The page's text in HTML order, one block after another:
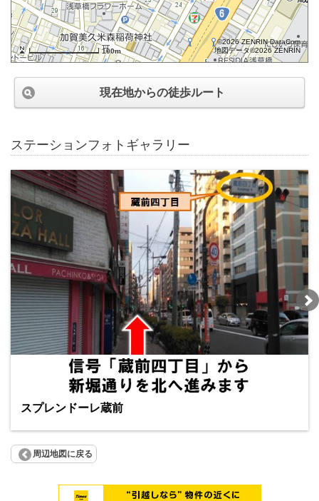
100m
©2026 ZENRIN DataCom
地図データ©2026 ZENRIN
現在地からの徒歩ルート
ステーションフォトギャラリー
スプレンドーレ蔵前
周辺地図に戻る